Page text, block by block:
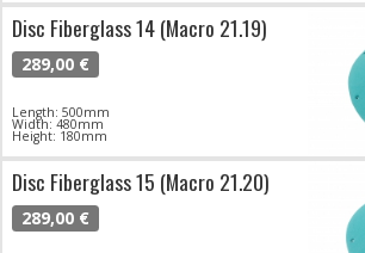
Disc Fiberglass 14 (Macro 21.19)
289,00 €
Length: 500mm
Width: 480mm
Height: 180mm
Disc Fiberglass 15 (Macro 21.20)
289,00 €